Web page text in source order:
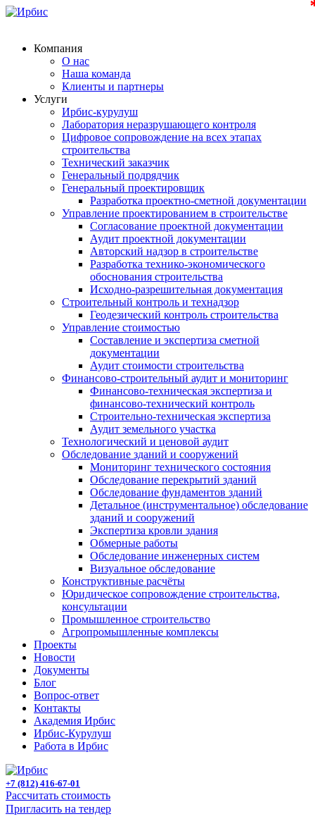
Компания
О нас
Наша команда
Клиенты и партнеры
Услуги
Ирбис-курулуш
Лаборатория неразрушающего контроля
Цифровое сопровождение на всех этапах
строительства
Технический заказчик
Генеральный подрядчик
Генеральный проектировщик
Разработка проектно-сметной документации
Управление проектированием в строительстве
Согласование проектной документации
Аудит проектной документации
Авторский надзор в строительстве
Разработка технико-экономического
обоснования строительства
Исходно-разрешительная документация
Строительный контроль и технадзор
Геодезический контроль строительства
Управление стоимостью
Составление и экспертиза сметной
документации
Аудит стоимости строительства
Финансово-строительный аудит и мониторинг
Финансово-техническая экспертиза и
финансово-технический контроль
Строительно-техническая экспертиза
Аудит земельного участка
Технологический и ценовой аудит
Обследование зданий и сооружений
Мониторинг технического состояния
Обследование перекрытий зданий
Обследование фундаментов зданий
Детальное (инструментальное) обследование
зданий и сооружений
Экспертиза кровли здания
Обмерные работы
Обследование инженерных систем
Визуальное обследование
Конструктивные расчёты
Юридическое сопровождение строительства,
консультации
Промышленное строительство
Агропромышленные комплексы
Проекты
Новости
Документы
Блог
Вопрос-ответ
Контакты
Академия Ирбис
Ирбис-Курулуш
Работа в Ирбис
+7 (812) 416-67-01
Рассчитать стоимость
Пригласить на тендер